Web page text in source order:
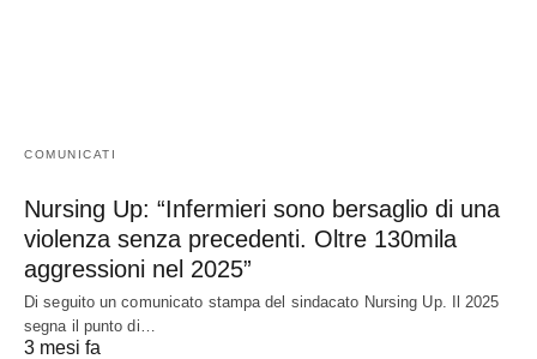
COMUNICATI
Nursing Up: “Infermieri sono bersaglio di una
violenza senza precedenti. Oltre 130mila
aggressioni nel 2025”
Di seguito un comunicato stampa del sindacato Nursing Up. Il 2025
segna il punto di…
3 mesi fa